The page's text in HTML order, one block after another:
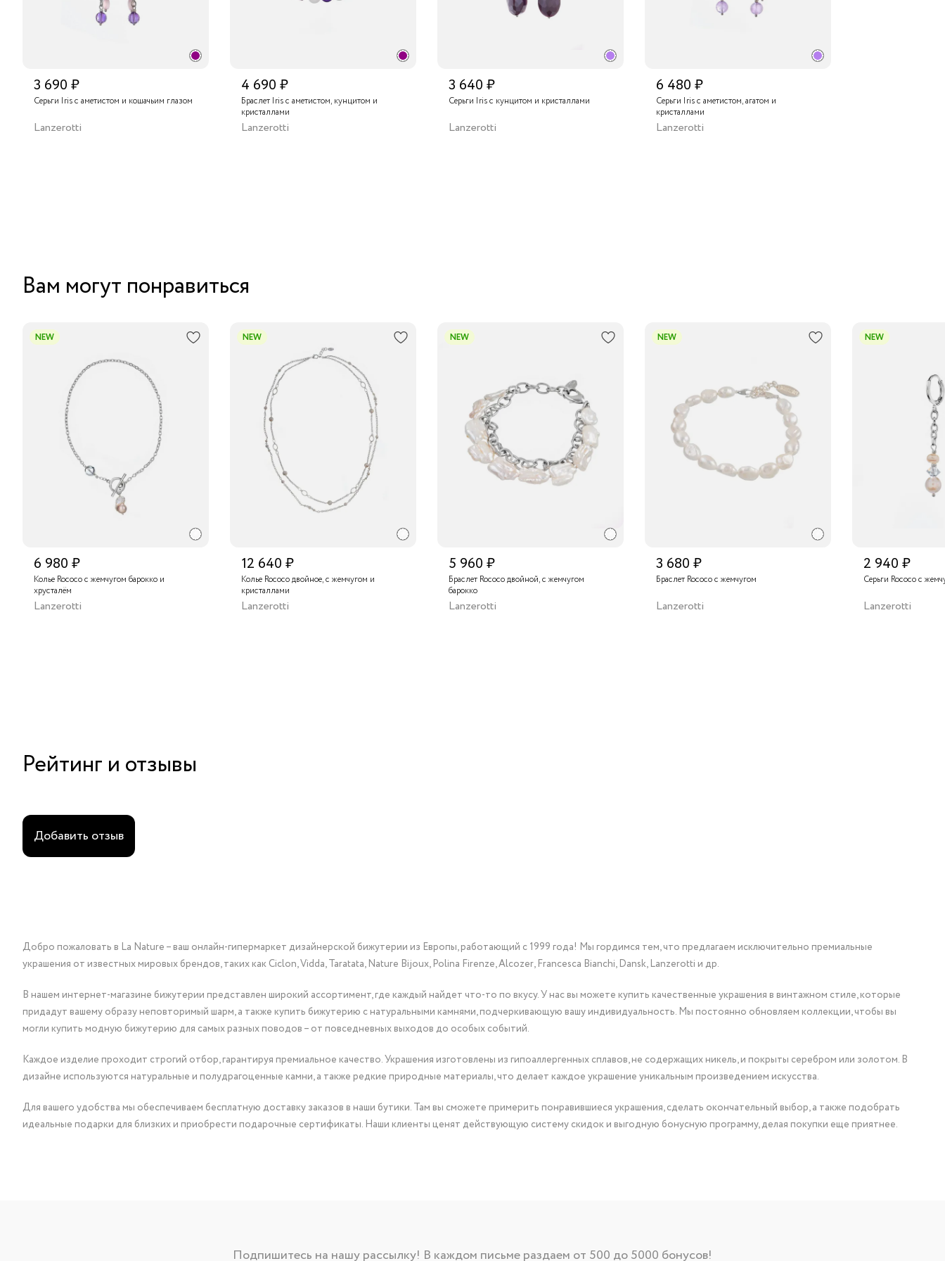
3 690 ₽
Серьги Iris с аметистом и кошачьим глазом
Lanzerotti
4 690 ₽
Браслет Iris с аметистом, кунцитом и
кристаллами
Lanzerotti
3 640 ₽
Серьги Iris с кунцитом и кристаллами
Lanzerotti
6 480 ₽
Серьги Iris с аметистом, агатом и
кристаллами
Lanzerotti
Вам могут понравиться
NEW
6 980 ₽
Колье Rococo с жемчугом барокко и
хрусталём
Lanzerotti
NEW
12 640 ₽
Колье Rococo двойное, с жемчугом и
кристаллами
Lanzerotti
NEW
5 960 ₽
Браслет Rococo двойной, с жемчугом
барокко
Lanzerotti
NEW
3 680 ₽
Браслет Rococo с жемчугом
Lanzerotti
NEW
2 940 ₽
Серьги Rococo с
Lanzerotti
Рейтинг и отзывы
Добавить отзыв
Добро пожаловать в La Nature – ваш онлайн-гипермаркет дизайнерской бижутерии из Европы, работающий с 1999 года! Мы гордимся тем, что предлагаем исключительно премиальные
украшения от известных мировых брендов, таких как Ciclon, Vidda, Taratata, Nature Bijoux, Polina Firenze, Alcozer, Francesca Bianchi, Dansk, Lanzerotti и др.
В нашем интернет-магазине бижутерии представлен широкий ассортимент, где каждый найдет что-то по вкусу. У нас вы можете купить качественные украшения в винтажном стиле, которые
придадут вашему образу неповторимый шарм, а также купить бижутерию с натуральными камнями, подчеркивающую вашу индивидуальность. Мы постоянно обновляем коллекции, чтобы вы
могли купить модную бижутерию для самых разных поводов – от повседневных выходов до особых событий.
Каждое изделие проходит строгий отбор, гарантируя премиальное качество. Украшения изготовлены из гипоаллергенных сплавов, не содержащих никель, и покрыты серебром или золотом. В
дизайне используются натуральные и полудрагоценные камни, а также редкие природные материалы, что делает каждое украшение уникальным произведением искусства.
Для вашего удобства мы обеспечиваем бесплатную доставку заказов в наши бутики. Там вы сможете примерить понравившиеся украшения, сделать окончательный выбор, а также подобрать
идеальные подарки для близких и приобрести подарочные сертификаты. Наши клиенты ценят действующую систему скидок и выгодную бонусную программу, делая покупки еще приятнее.
Подпишитесь на нашу рассылку! В каждом письме раздаем от 500 до 5000 бонусов!